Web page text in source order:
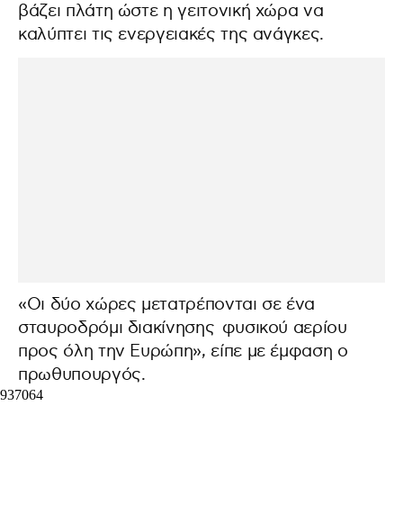
βάζει πλάτη ώστε η γειτονική χώρα να
καλύπτει τις ενεργειακές της ανάγκες.
«Οι δύο χώρες μετατρέπονται σε ένα
σταυροδρόμι διακίνησης φυσικού αερίου
προς όλη την Ευρώπη», είπε με έμφαση ο
πρωθυπουργός.